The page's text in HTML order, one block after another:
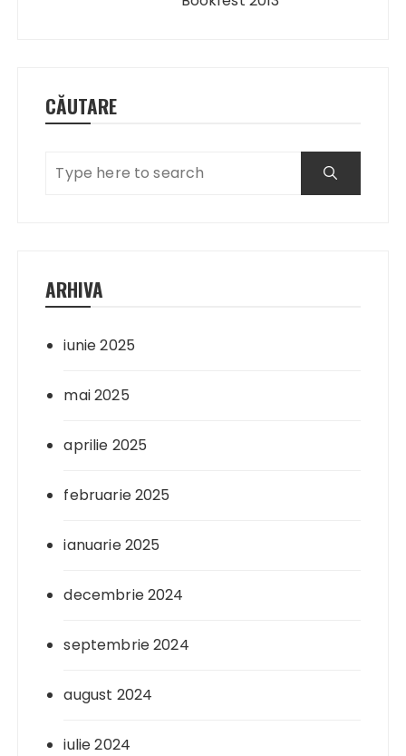
CĂUTARE
ARHIVA
iunie 2025
mai 2025
aprilie 2025
februarie 2025
ianuarie 2025
decembrie 2024
septembrie 2024
august 2024
iulie 2024